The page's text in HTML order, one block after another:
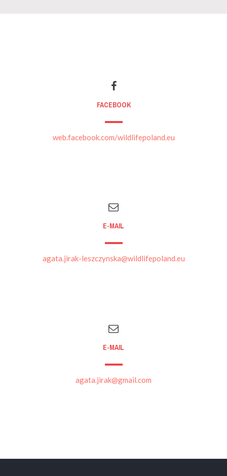
FACEBOOK
web.facebook.com/wildlifepoland.eu
E-MAIL
agata.jirak-leszczynska@wildlifepoland.eu
E-MAIL
agata.jirak@gmail.com